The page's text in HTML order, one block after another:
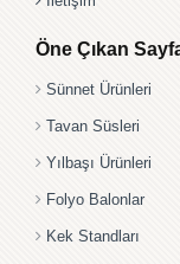
Öne Çıkan
Sünnet Ürünleri
Tavan Süsleri
Yılbaşı Ürünleri
Folyo Balonlar
Kek Standları